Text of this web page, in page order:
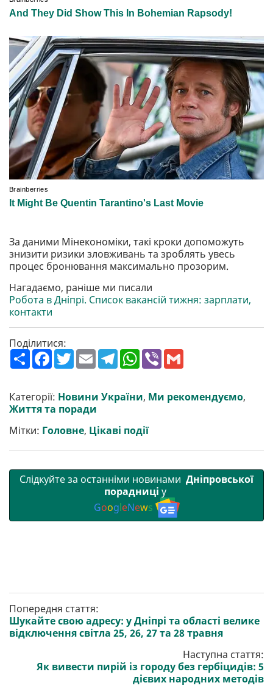
За даними Мінекономіки, такі кроки допоможуть
знизити ризики зловживань та зроблять увесь
процес бронювання максимально прозорим.
Нагадаємо, раніше ми писали
Робота в Дніпрі. Список вакансій тижня: зарплати,
контакти
Поділитися:
П
о
р
и
т
F
a
b
o
o
T
w
t
e
r
E
m
l
T
e
g
r
m
W
h
s
A
p
V
r l
Категорії: Новини України, Ми рекомендуємо,
Життя та поради
Мітки: Головне, Цікаві події
Слідкуйте за останніми новинами Дніпровської
порадниці у
GoogleNews
Попередня стаття:
Шукайте свою адресу: у Дніпрі та області велике
відключення світла 25, 26, 27 та 28 травня
Наступна стаття:
Як вивести пирій із городу без гербіцидів: 5
дієвих народних методів